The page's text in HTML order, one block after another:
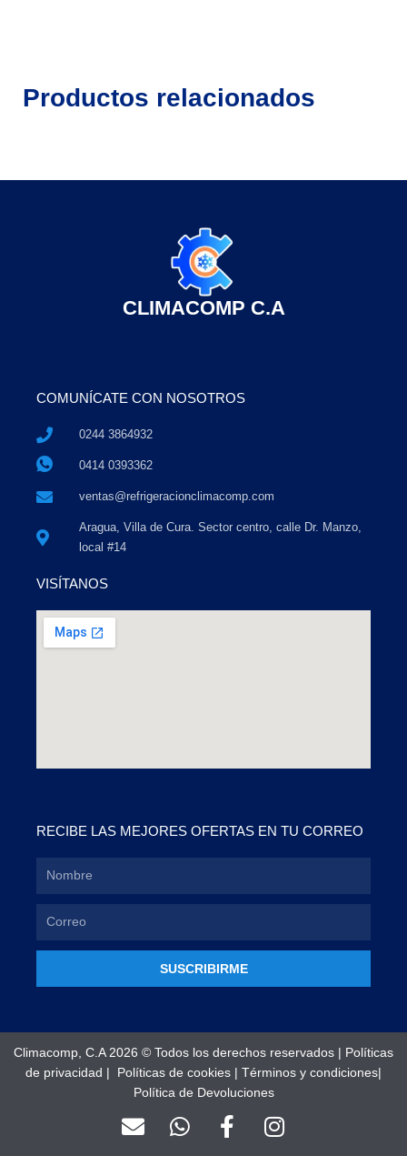
Productos relacionados
CLIMACOMP C.A
COMUNÍCATE CON NOSOTROS
0244 3864932
0414 0393362
ventas@refrigeracionclimacomp.com
Aragua, Villa de Cura. Sector centro, calle Dr. Manzo,
local #14
VISÍTANOS
RECIBE LAS MEJORES OFERTAS EN TU CORREO
SUSCRIBIRME
Climacomp, C.A 2026 © Todos los derechos reservados | Políticas
de privacidad | Políticas de cookies | Términos y condiciones|
Política de Devoluciones
E
n
W
h
F
a
I
n